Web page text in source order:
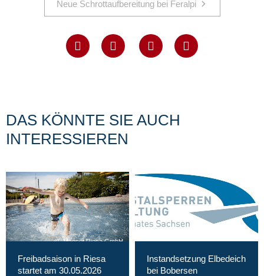
Neue Schrottaufbereitung bei Feralpi
DAS KÖNNTE SIE AUCH
INTERESSIEREN
Magnet Riesa GmbH
Freibadsaison in Riesa
startet am 30.05.2026
Instandsetzung Elbedeich
bei Bobersen